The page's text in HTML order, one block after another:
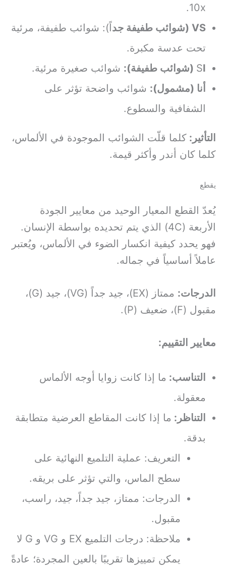
10x.
VS (شوائب طفيفة جد
اً): شوائب طفيفة، مرئية
تحت عدسة مكبرة.
SI (شوائب طفيفة):
شوائب صغيرة مرئية.
أنا (مشمول): شوائب واضحة تؤثر على
الشفافية والسطوع.
التأثير: كلما قلّت الشوائب الموجودة في الألماس،
كلما كان أندر وأكثر قيمة.
يقطع
يُعدّ القطع المعيار الوحيد من معايير الجودة
الأربعة (4C) الذي يتم تحديده بواسطة الإنسان.
فهو يحدد كيفية انكسار الضوء في الألماس، ويُعتبر
عاملاً أساسياً في جماله.
الدرجات:
ممتاز (EX)، جيد جداً (VG)، جيد (G)،
مقبول (F)، ضعيف (P).
معايير التقييم:
التناسب: ما إذا كانت زوايا أوجه الألماس
معقولة.
التناظر: ما إذا كانت المقاطع العرضية متطابقة
بدقة.
التعريف: عملية التلميع النهائية على
سطح الماس، والتي تؤثر على بريقه.
الدرجات: ممتاز، جيد جداً، جيد، راسب،
مقبول.
ملاحظة: درجات التلميع EX و VG و G لا
يمكن تمييزها تقريبًا بالعين المجردة؛ عادةً